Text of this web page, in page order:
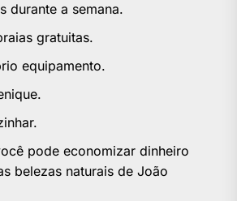
durante a semana.
gratuitas.
equipamento.
pode economizar dinheiro
belezas naturais de João